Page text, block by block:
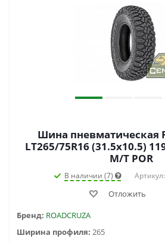
Шина пневматическая
LT265/75R16 (31.5x10.5)
M/T POR
В наличии (7)
Отложить
Бренд: ROADCRUZA
Ширина профиля: 265